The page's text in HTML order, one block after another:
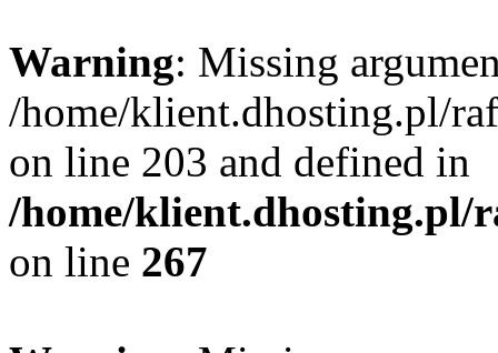
Warning: Missing
/home/klient.dhosting.pl/
on line 203 and defined in
/home/klient.dhosting.pl/
on line 267